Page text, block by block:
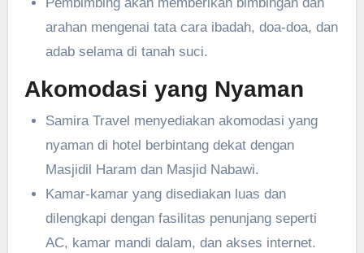
arahan mengenai tata cara ibadah, doa-doa, dan
adab selama di tanah suci.
Akomodasi yang Nyaman
Samira Travel menyediakan akomodasi yang
nyaman di hotel berbintang dekat dengan
Masjidil Haram dan Masjid Nabawi.
Kamar-kamar yang disediakan luas dan
dilengkapi dengan fasilitas penunjang seperti
AC, kamar mandi dalam, dan akses internet.